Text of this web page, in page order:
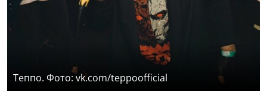
Теппо. Фото: vk.com/teppoofficial